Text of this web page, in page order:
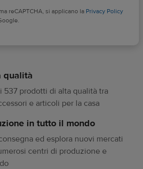
e robuste
e definite
ordini automatizzata
reCAPTCHA, si applicano la Privacy Policy
qualità
537 prodotti di alta qualità tra
e articoli per la casa
in tutto il mondo
ed esplora nuovi mercati
centri di produzione e